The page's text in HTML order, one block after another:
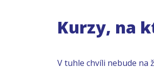
Kurzy, na
V tuhle chvíli nebude na